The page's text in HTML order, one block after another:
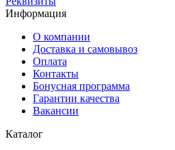
Информация
О компании
Доставка и самовывоз
Оплата
Контакты
Бонусная программа
Гарантии качества
Вакансии
Каталог